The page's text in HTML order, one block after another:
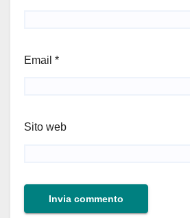
Email *
Sito web